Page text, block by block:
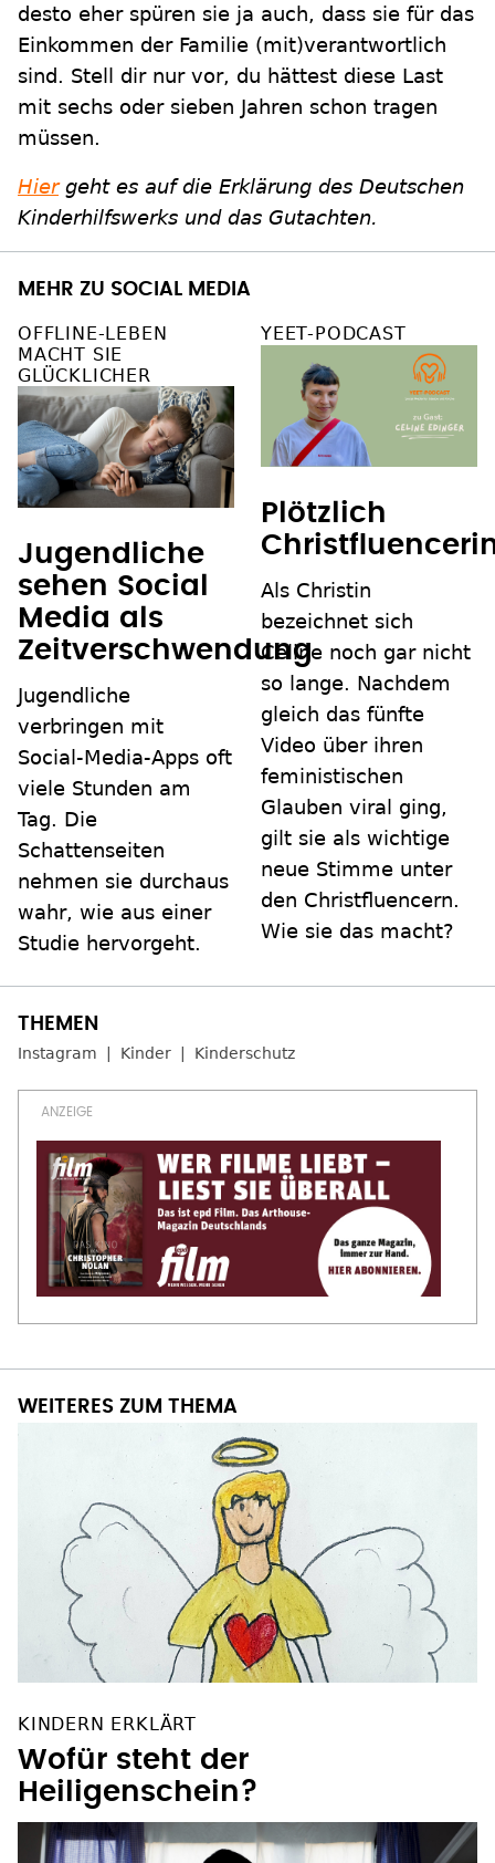
desto eher spüren sie ja auch, dass sie für das
Einkommen der Familie (mit)verantwortlich
sind. Stell dir nur vor, du hättest diese Last
mit sechs oder sieben Jahren schon tragen
müssen.
Hiergeht es auf die Erklärung des Deutschen
Kinderhilfswerks und das Gutachten.
MEHR ZU SOCIAL MEDIA
OFFLINE-LEBEN
MACHT SIE
GLÜCKLICHER
Jugendliche
sehen Social
Media als
Zeitverschwendung
Jugendliche
verbringen mit
Social-Media-Apps oft
viele Stunden am
Tag. Die
Schattenseiten
nehmen sie durchaus
wahr, wie aus einer
Studie hervorgeht.
YEET-PODCAST
Plötzlich
Als Christin
bezeichnet sich
Celine noch gar nicht
so lange. Nachdem
gleich das fünfte
Video über ihren
feministischen
Glauben viral ging,
gilt sie als wichtige
neue Stimme unter
den Christfluencern.
Wie sie das macht?
Instagram Kinder Kinderschutz
Wofür steht der
Heiligenschein?